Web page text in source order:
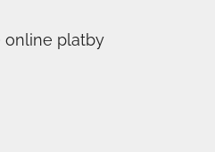
online platby